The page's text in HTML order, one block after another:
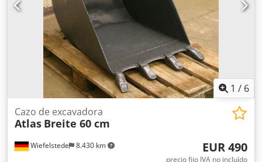
1 / 6
Wiefelstede 8.430 km
Cazo de excavadora
Atlas Breite 60 cm
EUR 490
precio fijo IVA no incluído